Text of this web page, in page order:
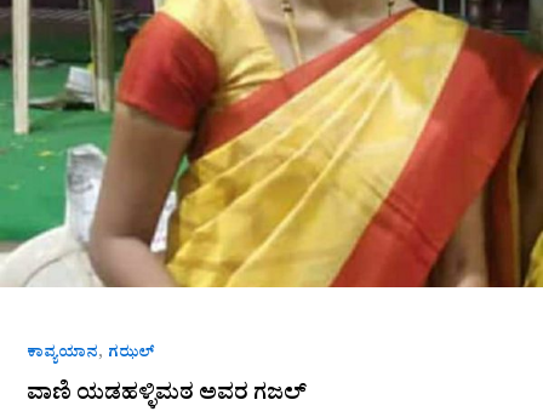
ಕಾವ್ಯಯಾನ, ಗಝಲ್
ವಾಣಿ ಯಡಹಳ್ಳಿಮಠ ಅವರ ಗಜಲ್